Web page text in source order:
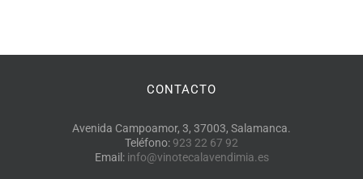
CONTACTO
Avenida Campoamor, 3, 37003, Salamanca.
Teléfono: 923 22 67 92
Email: info@vinotecalavendimia.es